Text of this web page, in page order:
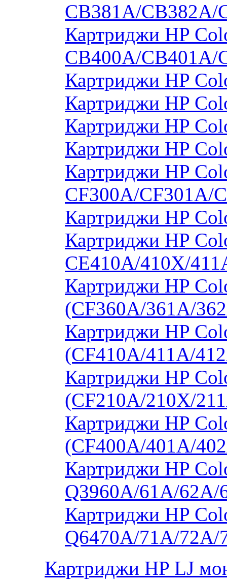
CB381A/CB382A/
Картриджи HP
CB400A/CB401A/
Картриджи HP
Картриджи HP
Картриджи HP
Картриджи HP
Картриджи HP
CF300A/CF301A/
Картриджи HP
Картриджи HP
CE410A/410X/
Картриджи HP
(CF360A/361A/
Картриджи HP
(CF410A/411A/
Картриджи HP
(CF210A/210X/
Картриджи HP
(CF400A/401A/
Картриджи HP
Q3960A/61A/
Картриджи HP
Q6470A/71A/
Картриджи HP LJ